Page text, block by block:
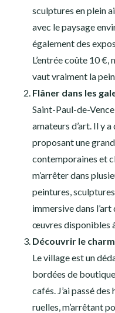
sculptures en plein
avec le paysage
également des
L’entrée coûte 10 €,
vaut vraiment la
Flâner dans les
Saint-Paul-de-
amateurs d’art. Il y
proposant une
contemporaines et
m’arrêter dans
peintures,
immersive dans
œuvres disponibles
Découvrir le
Le village est un
bordées de
cafés. J’ai passé
ruelles, m’arrêtant